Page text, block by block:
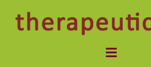
Inhalt
springen
Menü